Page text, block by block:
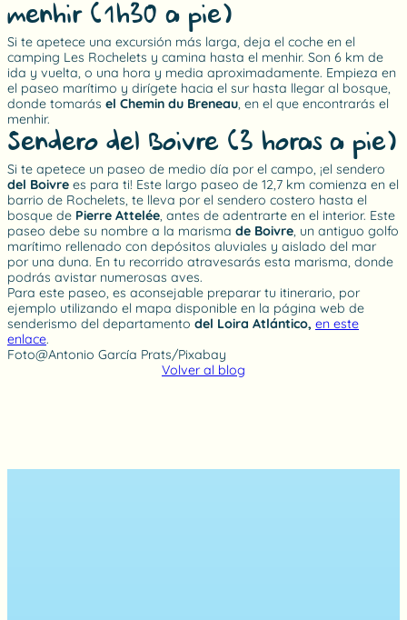
menhir (1h30 a pie)
Si te apetece una excursión más larga, deja el coche en el
camping Les Rochelets y camina hasta el menhir. Son 6 km de
ida y vuelta, o una hora y media aproximadamente. Empieza en
el paseo marítimo y dirígete hacia el sur hasta llegar al bosque,
donde tomarás el Chemin du Breneau, en el que encontrarás el
menhir.
Sendero del Boivre (3 horas a pie)
Si te apetece un paseo de medio día por el campo, ¡el sendero
del Boivre es para ti! Este largo paseo de 12,7 km comienza en el
barrio de Rochelets, te lleva por el sendero costero hasta el
bosque de Pierre Attelée, antes de adentrarte en el interior. Este
paseo debe su nombre a la marisma de Boivre, un antiguo golfo
marítimo rellenado con depósitos aluviales y aislado del mar
por una duna. En tu recorrido atravesarás esta marisma, donde
podrás avistar numerosas aves.
Para este paseo, es aconsejable preparar tu itinerario, por
ejemplo utilizando el mapa disponible en la página web de
senderismo del departamento del Loira Atlántico, en este
enlace.
Foto@Antonio García Prats/Pixabay
Volver al blog